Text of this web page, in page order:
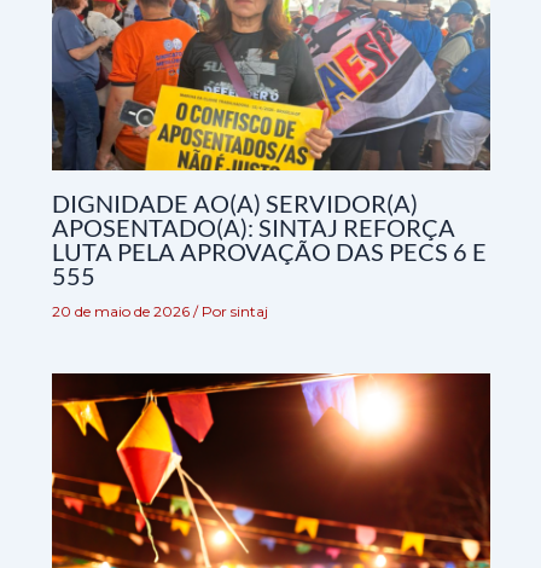
DIGNIDADE AO(A) SERVIDOR(A)
APOSENTADO(A): SINTAJ REFORÇA
LUTA PELA APROVAÇÃO DAS PECS 6 E
555
20 de maio de 2026 / Por sintaj